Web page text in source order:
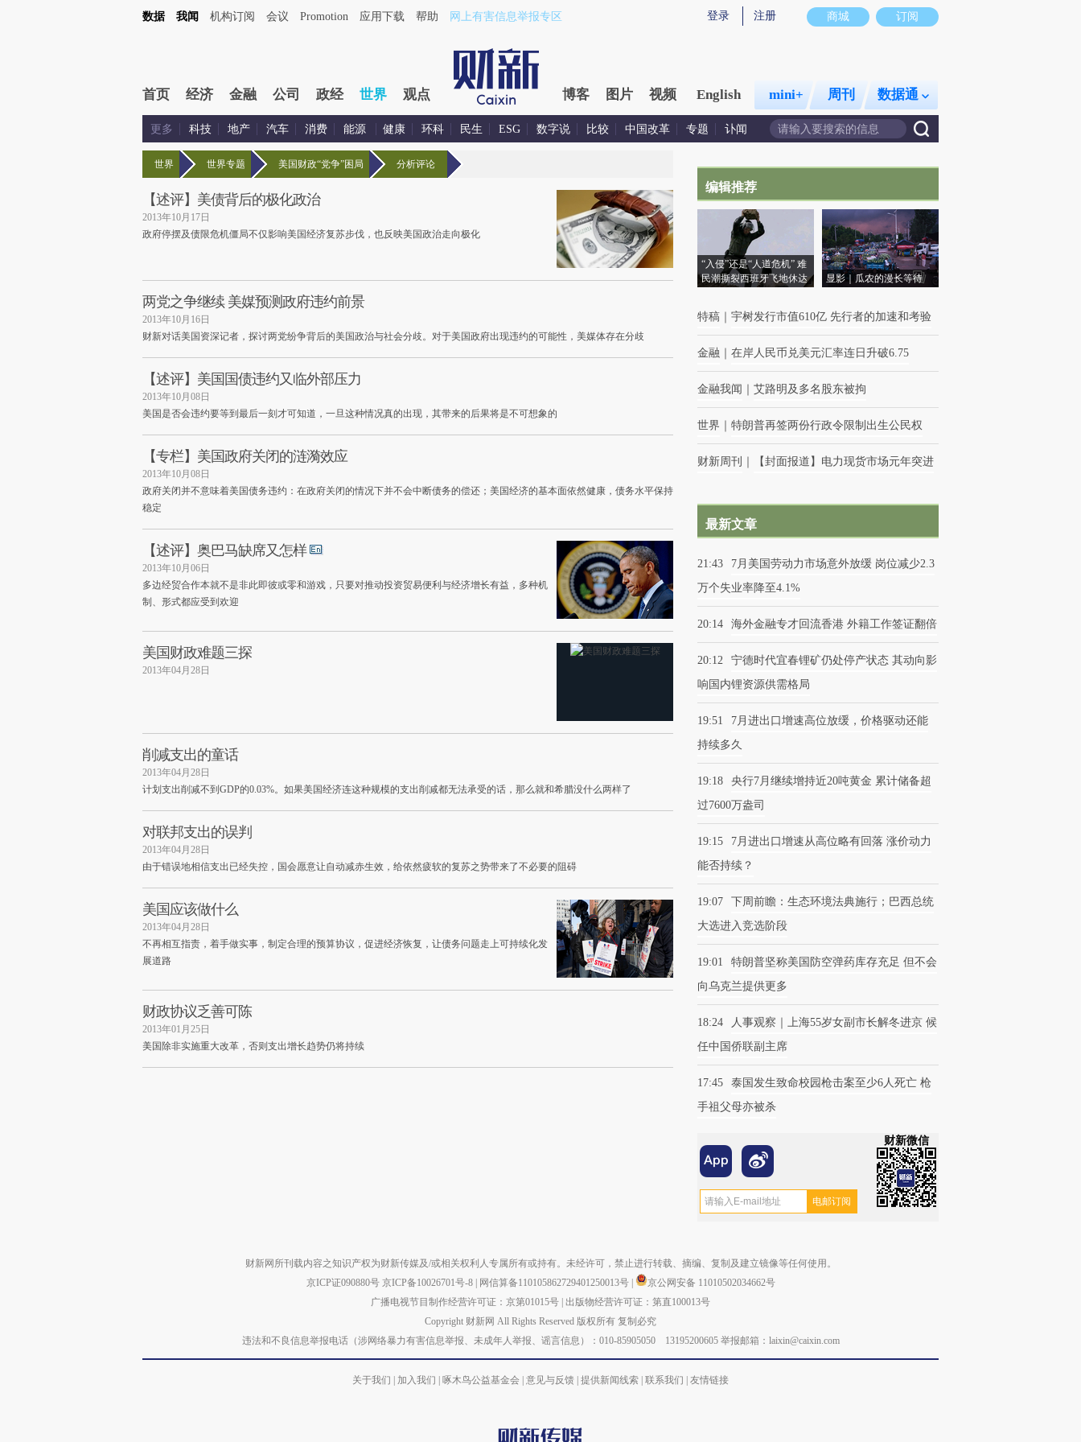
商城 订阅
登录 注册
数据 我闻 机构订阅 会议 Promotion 应用下载 帮助 网上有害信息举报专区
首页 经济 金融 公司 政经 世界 观点 博客 图片 视频 English mini+ 周刊 数据通
更多 科技 地产 汽车 消费 能源 健康 环科 民生 ESG 数字说 比较 中国改革 专题 讣闻
世界 世界专题 美国财政“党争”困局 分析评论
【述评】美债背后的极化政治
2013年10月17日
政府停摆及债限危机僵局不仅影响美国经济复苏步伐，也反映美国政治走向极化
两党之争继续 美媒预测政府违约前景
2013年10月16日
财新对话美国资深记者，探讨两党纷争背后的美国政治与社会分歧。对于美国政府出现违约的可能性，美媒体存在分歧
【述评】美国国债违约又临外部压力
2013年10月08日
美国是否会违约要等到最后一刻才可知道，一旦这种情况真的出现，其带来的后果将是不可想象的
【专栏】美国政府关闭的涟漪效应
2013年10月08日
政府关闭并不意味着美国债务违约：在政府关闭的情况下并不会中断债务的偿还；美国经济的基本面依然健康，债务水平保持
稳定
【述评】奥巴马缺席又怎样
2013年10月06日
多边经贸合作本就不是非此即彼或零和游戏，只要对推动投资贸易便利与经济增长有益，多种机
制、形式都应受到欢迎
美国财政难题三探
2013年04月28日
削减支出的童话
2013年04月28日
计划支出削减不到GDP的0.03%。如果美国经济连这种规模的支出削减都无法承受的话，那么就和希腊没什么两样了
对联邦支出的误判
2013年04月28日
由于错误地相信支出已经失控，国会愿意让自动减赤生效，给依然疲软的复苏之势带来了不必要的阻碍
美国应该做什么
2013年04月28日
不再相互指责，着手做实事，制定合理的预算协议，促进经济恢复，让债务问题走上可持续化发
展道路
财政协议乏善可陈
2013年01月25日
美国除非实施重大改革，否则支出增长趋势仍将持续
编辑推荐
“入侵”还是“人道危机” 难
民潮撕裂西班牙飞地休达
显影｜瓜农的漫长等待
特稿 宇树发行市值610亿 先行者的加速和考验
金融 在岸人民币兑美元汇率连日升破6.75
金融我闻 艾路明及多名股东被拘
世界 特朗普再签两份行政令限制出生公民权
财新周刊 【封面报道】电力现货市场元年突进
最新文章
21:43
7月美国劳动力市场意外放缓 岗位减少2.3
万个失业率降至4.1%
20:14 海外金融专才回流香港 外籍工作签证翻倍
20:12
宁德时代宜春锂矿仍处停产状态 其动向影
响国内锂资源供需格局
19:51
7月进出口增速高位放缓，价格驱动还能
持续多久
19:18
央行7月继续增持近20吨黄金 累计储备超
过7600万盎司
19:15
7月进出口增速从高位略有回落 涨价动力
能否持续？
19:07
下周前瞻：生态环境法典施行；巴西总统
大选进入竞选阶段
19:01
特朗普坚称美国防空弹药库存充足 但不会
向乌克兰提供更多
18:24
人事观察｜上海55岁女副市长解冬进京 候
任中国侨联副主席
17:45
泰国发生致命校园枪击案至少6人死亡 枪
手祖父母亦被杀
财新微信
财新网所刊载内容之知识产权为财新传媒及/或相关权利人专属所有或持有。未经许可，禁止进行转载、摘编、复制及建立镜像等任何使用。
京ICP证090880号 京ICP备10026701号-8 网信算备110105862729401250013号
京公网安备 11010502034662号
广播电视节目制作经营许可证：京第01015号 出版物经营许可证：第直100013号
Copyright 财新网 All Rights Reserved 版权所有 复制必究
违法和不良信息举报电话（涉网络暴力有害信息举报、未成年人举报、谣言信息）：010-85905050 13195200605 举报邮箱：laixin@caixin.com
关于我们 加入我们 啄木鸟公益基金会 意见与反馈 提供新闻线索 联系我们 友情链接